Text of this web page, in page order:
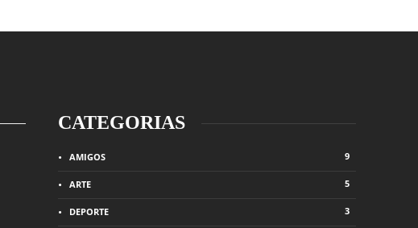
CATEGORIAS
AMIGOS 9
ARTE 5
DEPORTE 3